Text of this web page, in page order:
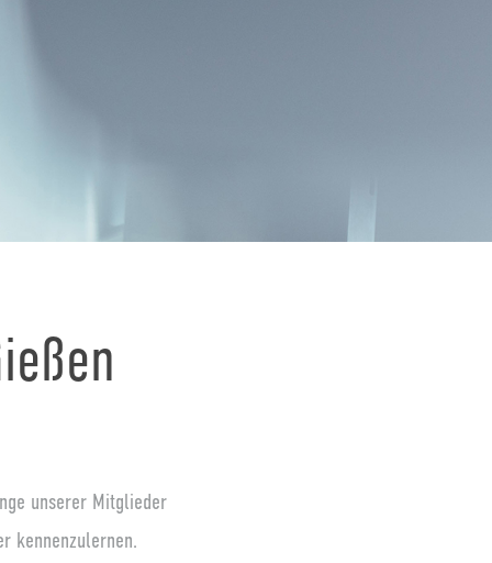
unserer Mitglieder
kennenzulernen.